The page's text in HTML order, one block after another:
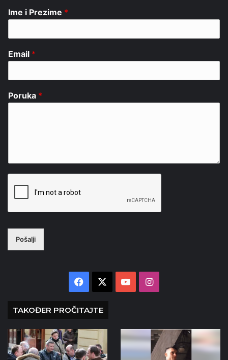
Ime i Prezime *
Email *
Poruka *
Pošalji
Facebook YouTubeInstagram
TAKOĐER PROČITAJTE